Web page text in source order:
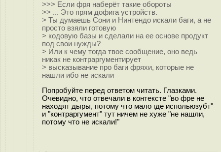
>>> Если фря наберёт такие обороты
>> ... Это прям дофига устройств.
> Ты думаешь Сони и Нинтендо искали баги, а не
просто взяли готовую
> кодовую базы и сделали на ее основе продукт
под свои нужды?
> Или к чему тогда твое сообщение, оно ведь
никак не контраргументирует
> высказывание про баги фряхи, которые не
нашли ибо не искали
Попробуйте перед ответом читать. Глазками.
Очевидно, что отвечали в контексте "во фре не
находят дыры, потому что мало где испольюзубт"
и "контраргумент" тут ничем не хуже "не нашли,
потому что не искали!"